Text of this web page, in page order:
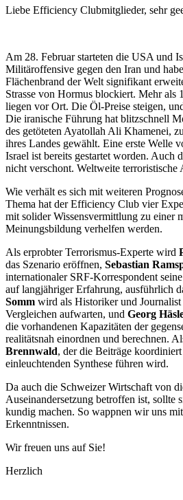
Liebe Efficiency Clubmitglieder, sehr
Am 28. Februar starteten die USA und
Militäroffensive gegen den Iran und
Flächenbrand der Welt signifikant
Strasse von Hormus blockiert. Mehr als
liegen vor Ort. Die Öl-Preise steigen,
Die iranische Führung hat blitzschnell
des getöteten Ayatollah Ali Khamenei,
ihres Landes gewählt. Eine erste Welle
Israel ist bereits gestartet worden. Auch
nicht verschont. Weltweite terroristische
Wie verhält es sich mit weiteren
Thema hat der Efficiency Club vier
mit solider Wissensvermittlung zu einer
Meinungsbildung verhelfen werden.
Als erprobter Terrorismus-Experte wird
das Szenario eröffnen, Sebastian
internationaler SRF-Korrespondent
auf langjähriger Erfahrung, ausführlich
Somm wird als Historiker und Journalist
Vergleichen aufwarten, und Georg
die vorhandenen Kapazitäten der
realitätsnah einordnen und berechnen.
Brennwald, der die Beiträge
einleuchtenden Synthese führen wird.
Da auch die Schweizer Wirtschaft von
Auseinandersetzung betroffen ist, sollte
kundig machen. So wappnen wir uns
Erkenntnissen.
Wir freuen uns auf Sie!
Herzlich